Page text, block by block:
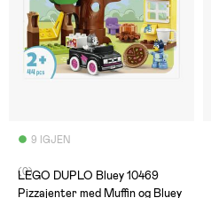
9 IGJEN
(0)
LEGO DUPLO Bluey 10469
Pizzajenter med Muffin og Bluey